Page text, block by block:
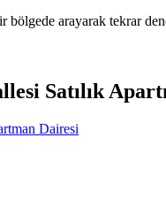
bölgede arayarak tekrar
Satılık
Dairesi